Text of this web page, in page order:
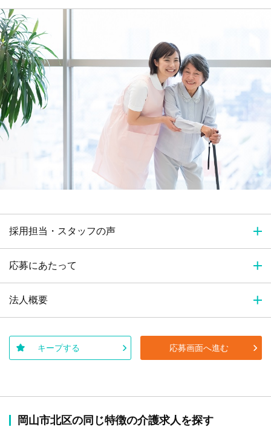
採用担当・スタッフの声
応募にあたって
法人概要
キープする 応募画面へ進む
岡山市北区の同じ特徴の介護求人を探す